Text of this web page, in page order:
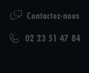
Contactez-nous
02 23 51 47 84